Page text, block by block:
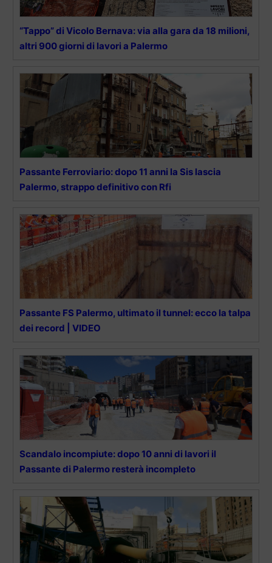
“Tappo” di Vicolo Bernava: via alla gara da 18 milioni,
altri 900 giorni di lavori a Palermo
Passante Ferroviario: dopo 11 anni la Sis lascia
Palermo, strappo definitivo con Rfi
Passante FS Palermo, ultimato il tunnel: ecco la talpa
dei record | VIDEO
Scandalo incompiute: dopo 10 anni di lavori il
Passante di Palermo resterà incompleto